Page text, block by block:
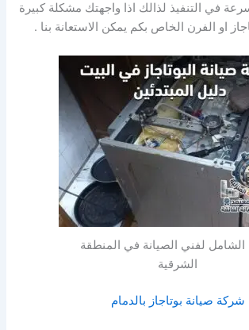
في التنفيذ لذالك اذا واجهتك مشكلة كبيرة
او الفرن الخاص بكم يمكن الاستعانة بنا .
الشامل لفني الصيانة في المنطقة
الشرقية
شركة صيانة بوتاجاز بالدمام